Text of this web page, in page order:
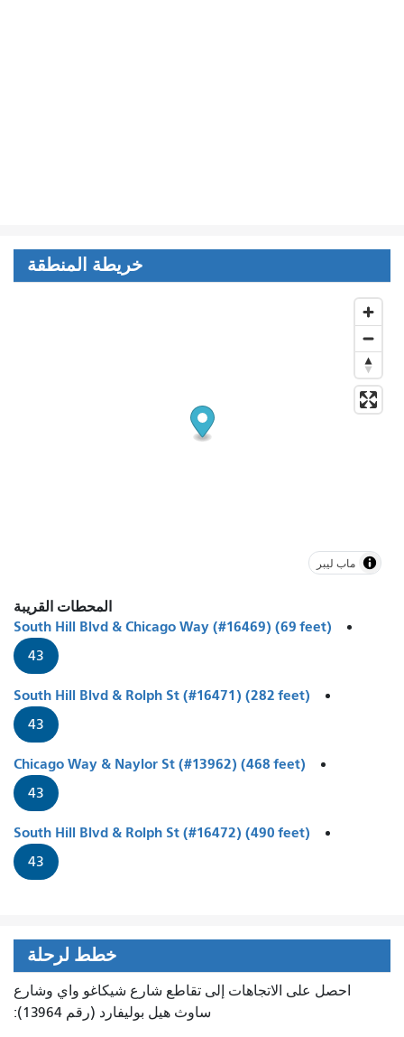
خريطة المنطقة
ماب ليبر
المحطات القريبة
South Hill Blvd & Chicago Way (#16469) (69 feet)
43
South Hill Blvd & Rolph St (#16471) (282 feet)
43
Chicago Way & Naylor St (#13962) (468 feet)
43
South Hill Blvd & Rolph St (#16472) (490 feet)
43
خطط لرحلة
احصل على الاتجاهات إلى تقاطع شارع شيكاغو واي وشارع
ساوث هيل بوليفارد (رقم 13964):